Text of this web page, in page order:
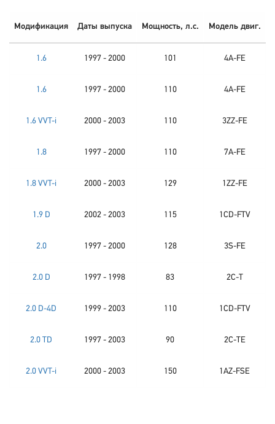
Модификация Даты выпуска Мощность, л.с. Модель двиг.
1.6 1997 - 2000 101 4A-FE
1.6 1997 - 2000 110 4A-FE
1.6 VVT-i 2000 - 2003 110 3ZZ-FE
1.8 1997 - 2000 110 7A-FE
1.8 VVT-i 2000 - 2003 129 1ZZ-FE
1.9 D 2002 - 2003 115 1CD-FTV
2.0 1997 - 2000 128 3S-FE
2.0 D 1997 - 1998 83 2C-T
2.0 D-4D 1999 - 2003 110 1CD-FTV
2.0 TD 1997 - 2003 90 2C-TE
2.0 VVT-i 2000 - 2003 150 1AZ-FSE